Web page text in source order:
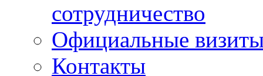
сотрудничество
Официальные
Контакты